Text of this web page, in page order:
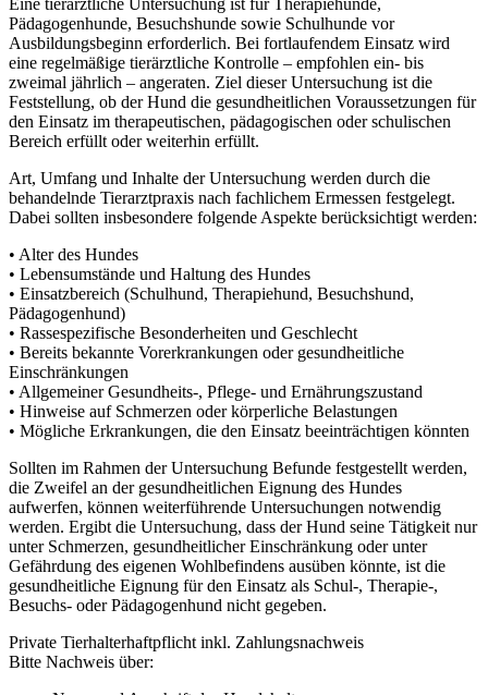
Pädagogenhunde, Besuchshunde sowie Schulhunde vor
Ausbildungsbeginn erforderlich. Bei fortlaufendem Einsatz wird
eine regelmäßige tierärztliche Kontrolle – empfohlen ein- bis
zweimal jährlich – angeraten. Ziel dieser Untersuchung ist die
Feststellung, ob der Hund die gesundheitlichen Voraussetzungen für
den Einsatz im therapeutischen, pädagogischen oder schulischen
Bereich erfüllt oder weiterhin erfüllt.
Art, Umfang und Inhalte der Untersuchung werden durch die
behandelnde Tierarztpraxis nach fachlichem Ermessen festgelegt.
Dabei sollten insbesondere folgende Aspekte berücksichtigt werden:
• Alter des Hundes
• Lebensumstände und Haltung des Hundes
• Einsatzbereich (Schulhund, Therapiehund, Besuchshund,
Pädagogenhund)
• Rassespezifische Besonderheiten und Geschlecht
• Bereits bekannte Vorerkrankungen oder gesundheitliche
Einschränkungen
• Allgemeiner Gesundheits-, Pflege- und Ernährungszustand
• Hinweise auf Schmerzen oder körperliche Belastungen
• Mögliche Erkrankungen, die den Einsatz beeinträchtigen könnten
Sollten im Rahmen der Untersuchung Befunde festgestellt werden,
die Zweifel an der gesundheitlichen Eignung des Hundes
aufwerfen, können weiterführende Untersuchungen notwendig
werden. Ergibt die Untersuchung, dass der Hund seine Tätigkeit nur
unter Schmerzen, gesundheitlicher Einschränkung oder unter
Gefährdung des eigenen Wohlbefindens ausüben könnte, ist die
gesundheitliche Eignung für den Einsatz als Schul-, Therapie-,
Besuchs- oder Pädagogenhund nicht gegeben.
Private Tierhalterhaftpflicht inkl. Zahlungsnachweis
Bitte Nachweis über: